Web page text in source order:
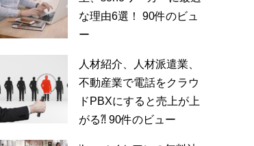
な理由6選！
90件のビュ
ー
人材紹介、人材派遣業、
不動産業で電話をクラウ
ドPBXにすると売上が上
がる⁈ 90件のビュー